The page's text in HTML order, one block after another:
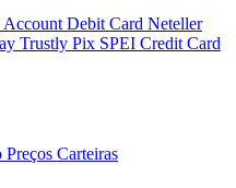
Account Debit Card Neteller
Trustly Pix SPEI Credit Card
Preços Carteiras